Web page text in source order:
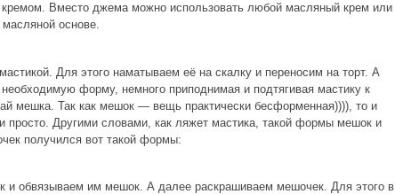
кремом. Вместо джема можно использовать любой масляный крем или
основе.
Для этого наматываем её на скалку и переносим на торт. А
форму, немного приподнимая и подтягивая мастику к
мешка. Так как мешок — вещь практически бесформенная)))), то и
и просто. Другими словами, как ляжет мастика, такой формы мешок и
получился вот такой формы:
и обвязываем им мешок. А далее раскрашиваем мешочек. Для этого в